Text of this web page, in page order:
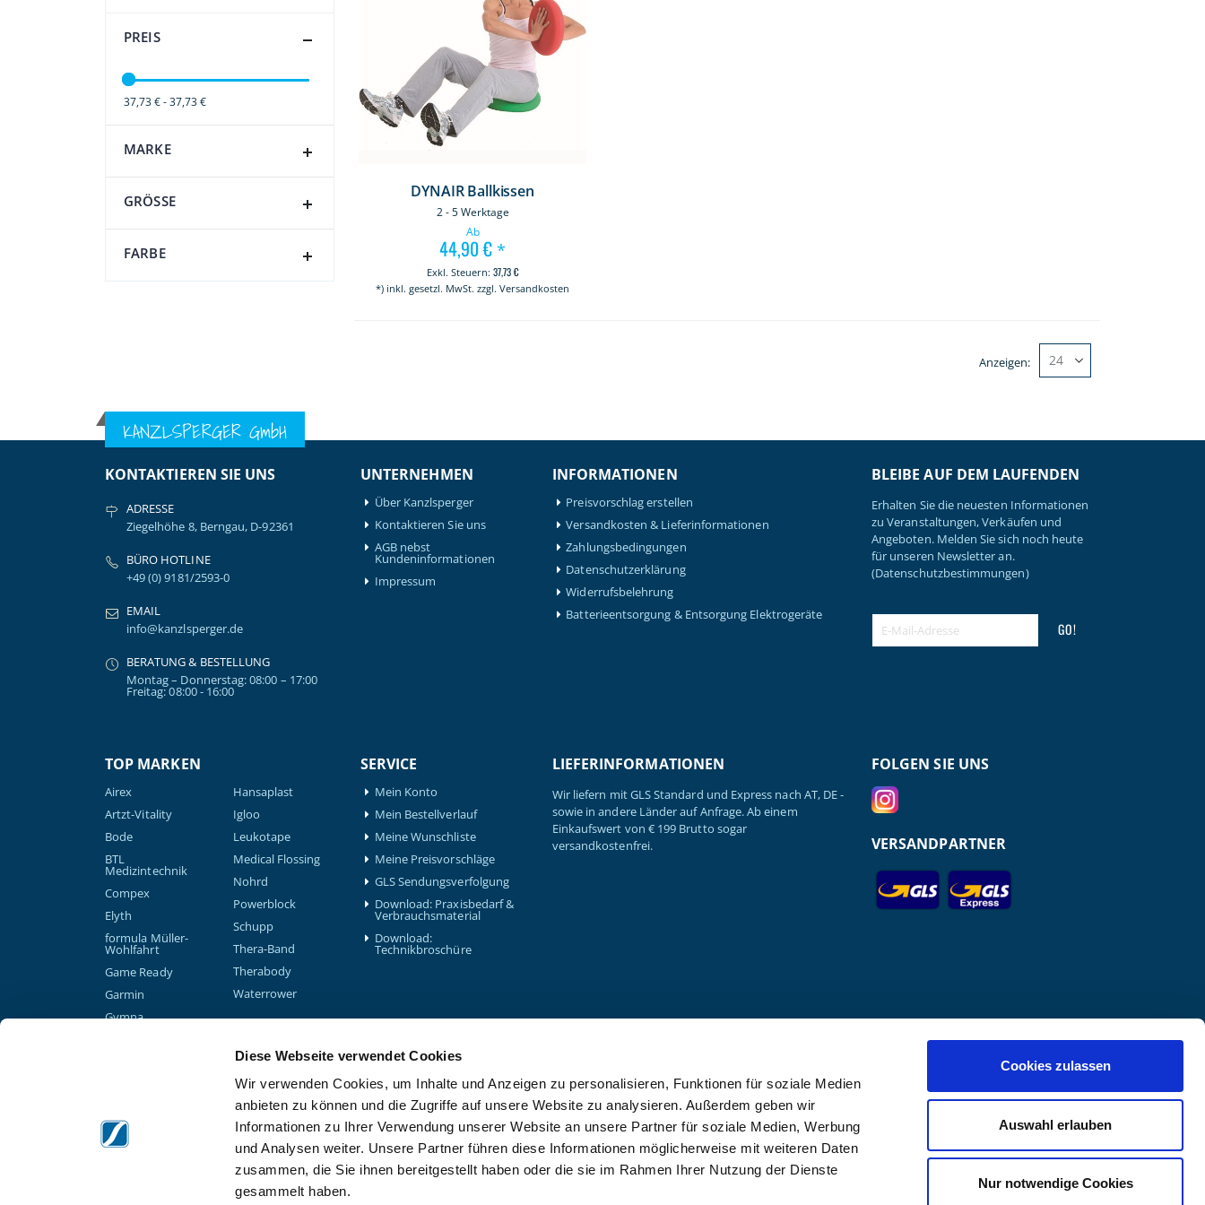
Diese Webseite verwendet Cookies
Wir verwenden Cookies, um Inhalte und Anzeigen zu personalisieren, Funktionen für soziale Medien
anbieten zu können und die Zugriffe auf unsere Website zu analysieren. Außerdem geben wir
Informationen zu Ihrer Verwendung unserer Website an unsere Partner für soziale Medien, Werbung
und Analysen weiter. Unsere Partner führen diese Informationen möglicherweise mit weiteren Daten
zusammen, die Sie ihnen bereitgestellt haben oder die sie im Rahmen Ihrer Nutzung der Dienste
gesammelt haben.
Cookies zulassen
Auswahl erlauben
Nur notwendige Cookies
DYNAIR Ballkissen
2 - 5 Werktage
Ab
44,90 € *
37,73 €
*) inkl. gesetzl. MwSt. zzgl. Versandkosten
Anzeigen
PREIS
37,73 € - 37,73 €
MARKE
GRÖSSE
FARBE
KANZLSPERGER GmbH
KONTAKTIEREN SIE UNS
ADRESSE
Ziegelhöhe 8, Berngau, D-92361
BÜRO HOTLINE
+49 (0) 9181/2593-0
EMAIL
info@kanzlsperger.de
BERATUNG & BESTELLUNG
Montag – Donnerstag: 08:00 – 17:00
Freitag: 08:00 - 16:00
UNTERNEHMEN
Über Kanzlsperger
Kontaktieren Sie uns
AGB nebst
Kundeninformationen
Impressum
INFORMATIONEN
Preisvorschlag erstellen
Versandkosten & Lieferinformationen
Zahlungsbedingungen
Datenschutzerklärung
Widerrufsbelehrung
Batterieentsorgung & Entsorgung Elektrogeräte
BLEIBE AUF DEM LAUFENDEN
Erhalten Sie die neuesten Informationen
zu Veranstaltungen, Verkäufen und
Angeboten. Melden Sie sich noch heute
für unseren Newsletter an.
(Datenschutzbestimmungen)
GO!
TOP MARKEN
Airex
Artzt-Vitality
Bode
BTL
Medizintechnik
Compex
Elyth
formula Müller-
Wohlfahrt
Game Ready
Garmin
Gymna
Hansaplast
Igloo
Leukotape
Medical Flossing
Nohrd
Powerblock
Schupp
Thera-Band
Therabody
Waterrower
SERVICE
Mein Konto
Mein Bestellverlauf
Meine Wunschliste
Meine Preisvorschläge
GLS Sendungsverfolgung
Download: Praxisbedarf &
Verbrauchsmaterial
Download:
Technikbroschüre
LIEFERINFORMATIONEN
Wir liefern mit GLS Standard und Express nach AT, DE -
sowie in andere Länder auf Anfrage. Ab einem
Einkaufswert von € 199 Brutto sogar
versandkostenfrei.
FOLGEN SIE UNS
VERSANDPARTNER
Copyright © 2026 - Kanzlsperger GmbH.